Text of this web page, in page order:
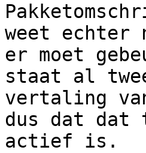
weet echter
er moet
staat al
vertaling
dus dat dat
actief is.